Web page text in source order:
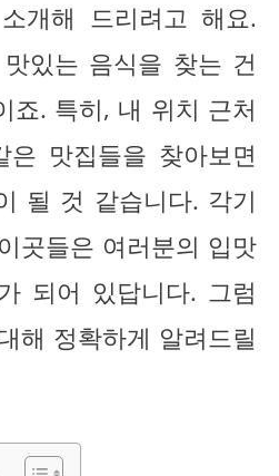
개해 드리려고 해요.
있는 음식을 찾는 건
죠. 특히, 내 위치 근처
맛집들을 찾아보면
될 것 같습니다. 각기
곳들은 여러분의 입맛
되어 있답니다. 그럼
해 정확하게 알려드릴